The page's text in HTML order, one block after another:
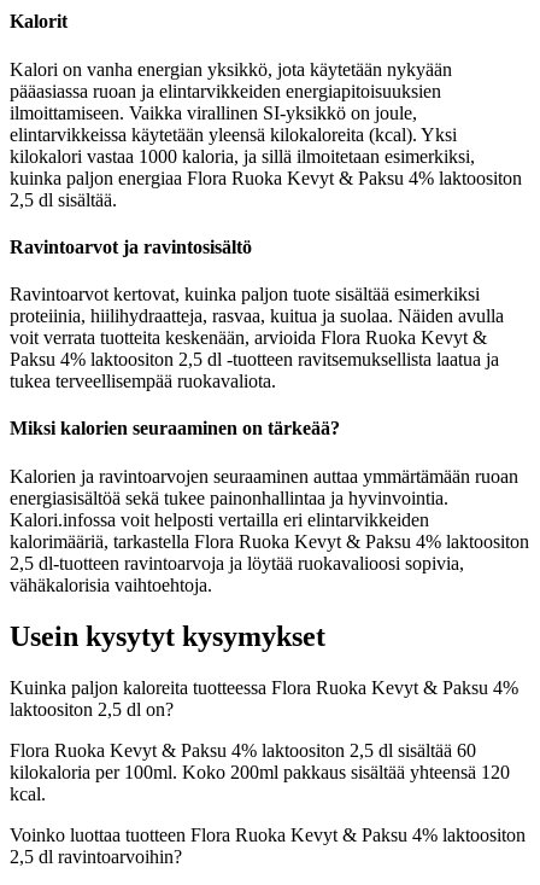
Kalorit
Kalori on vanha energian yksikkö, jota käytetään nykyään
pääasiassa ruoan ja elintarvikkeiden energiapitoisuuksien
ilmoittamiseen. Vaikka virallinen SI-yksikkö on joule,
elintarvikkeissa käytetään yleensä kilokaloreita (kcal). Yksi
kilokalori vastaa 1000 kaloria, ja sillä ilmoitetaan esimerkiksi,
kuinka paljon energiaa Flora Ruoka Kevyt & Paksu 4% laktoositon
2,5 dl sisältää.
Ravintoarvot ja ravintosisältö
Ravintoarvot kertovat, kuinka paljon tuote sisältää esimerkiksi
proteiinia, hiilihydraatteja, rasvaa, kuitua ja suolaa. Näiden avulla
voit verrata tuotteita keskenään, arvioida Flora Ruoka Kevyt &
Paksu 4% laktoositon 2,5 dl -tuotteen ravitsemuksellista laatua ja
tukea terveellisempää ruokavaliota.
Miksi kalorien seuraaminen on tärkeää?
Kalorien ja ravintoarvojen seuraaminen auttaa ymmärtämään ruoan
energiasisältöä sekä tukee painonhallintaa ja hyvinvointia.
Kalori.infossa voit helposti vertailla eri elintarvikkeiden
kalorimääriä, tarkastella Flora Ruoka Kevyt & Paksu 4% laktoositon
2,5 dl-tuotteen ravintoarvoja ja löytää ruokavalioosi sopivia,
vähäkalorisia vaihtoehtoja.
Usein kysytyt kysymykset
Kuinka paljon kaloreita tuotteessa Flora Ruoka Kevyt & Paksu 4%
laktoositon 2,5 dl on?
Flora Ruoka Kevyt & Paksu 4% laktoositon 2,5 dl sisältää 60
kilokaloria per 100ml. Koko 200ml pakkaus sisältää yhteensä 120
kcal.
Voinko luottaa tuotteen Flora Ruoka Kevyt & Paksu 4% laktoositon
2,5 dl ravintoarvoihin?